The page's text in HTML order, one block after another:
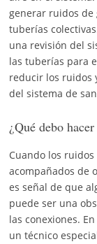
generar ruidos de
tuberías
una revisión del
las tuberías para
reducir los ruidos
del sistema de
¿Qué debo
Cuando los
acompañados de
es señal de que
puede ser una
las conexiones.
un técnico